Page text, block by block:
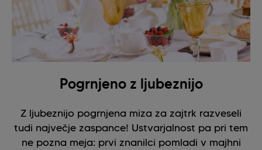
Pogrnjeno z ljubeznijo
Z ljubeznijo pogrnjena miza za zajtrk razveseli
tudi največje zaspance! Ustvarjalnost pa pri tem
ne pozna meja: prvi znanilci pomladi v majhni